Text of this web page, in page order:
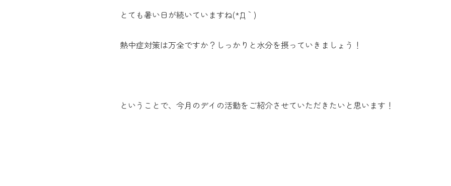
とても暑い日が続いていますね(*´Д｀)
熱中症対策は万全ですか？しっかりと水分を摂っていきましょう！
ということで、今月のデイの活動をご紹介させていただきたいと思います！